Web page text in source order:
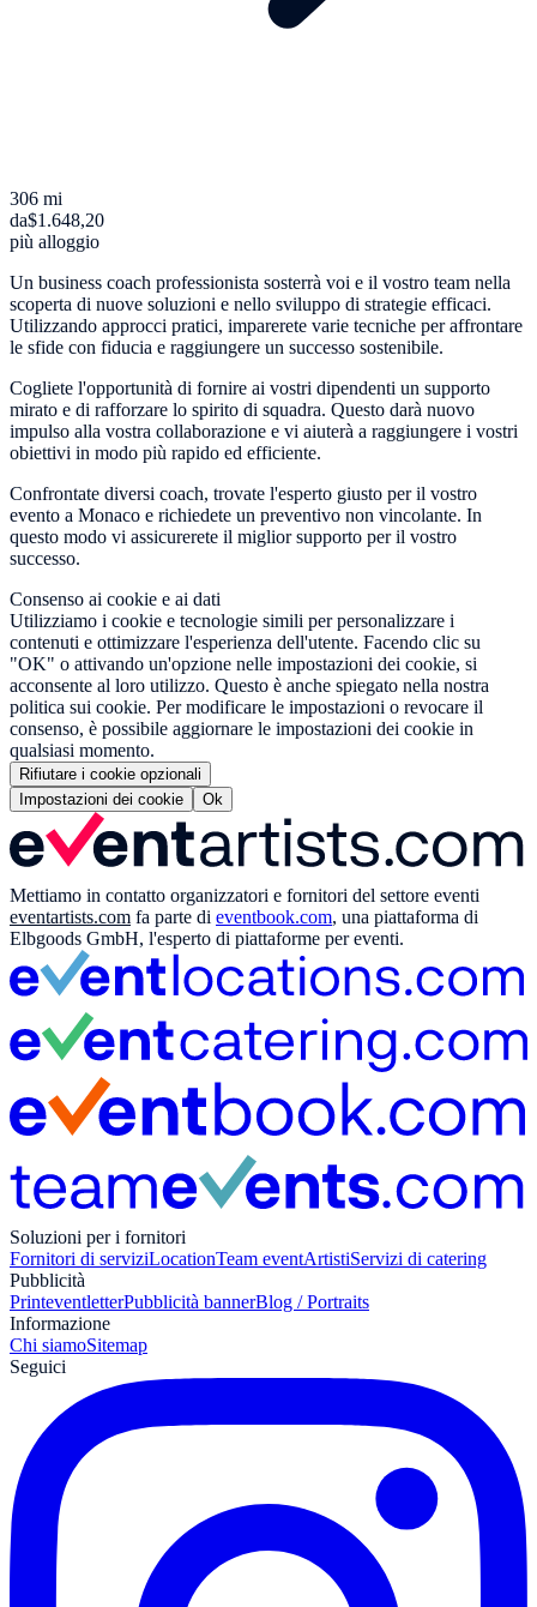
306 mi
da$1.648,20
più alloggio
Un business coach professionista sosterrà voi e il vostro team nella
scoperta di nuove soluzioni e nello sviluppo di strategie efficaci.
Utilizzando approcci pratici, imparerete varie tecniche per affrontare
le sfide con fiducia e raggiungere un successo sostenibile.
Cogliete l'opportunità di fornire ai vostri dipendenti un supporto
mirato e di rafforzare lo spirito di squadra. Questo darà nuovo
impulso alla vostra collaborazione e vi aiuterà a raggiungere i vostri
obiettivi in modo più rapido ed efficiente.
Confrontate diversi coach, trovate l'esperto giusto per il vostro
evento a Monaco e richiedete un preventivo non vincolante. In
questo modo vi assicurerete il miglior supporto per il vostro
successo.
Consenso ai cookie e ai dati
Utilizziamo i cookie e tecnologie simili per personalizzare i
contenuti e ottimizzare l'esperienza dell'utente. Facendo clic su
"OK" o attivando un'opzione nelle impostazioni dei cookie, si
acconsente al loro utilizzo. Questo è anche spiegato nella nostra
politica sui cookie. Per modificare le impostazioni o revocare il
consenso, è possibile aggiornare le impostazioni dei cookie in
qualsiasi momento.
Rifiutare i cookie opzionali
Impostazioni dei cookie
Ok
Mettiamo in contatto organizzatori e fornitori del settore eventi
eventartists.com fa parte di eventbook.com, una piattaforma di
Elbgoods GmbH, l'esperto di piattaforme per eventi.
Soluzioni per i fornitori
Fornitori di serviziLocationTeam eventArtistiServizi di catering
Pubblicità
PrinteventletterPubblicità bannerBlog / Portraits
Informazione
Chi siamoSitemap
Seguici